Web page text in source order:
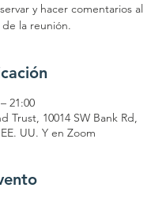
y hacer comentarios al
de la reunión.
21:00
Trust, 10014 SW Bank Rd,
UU. Y en Zoom